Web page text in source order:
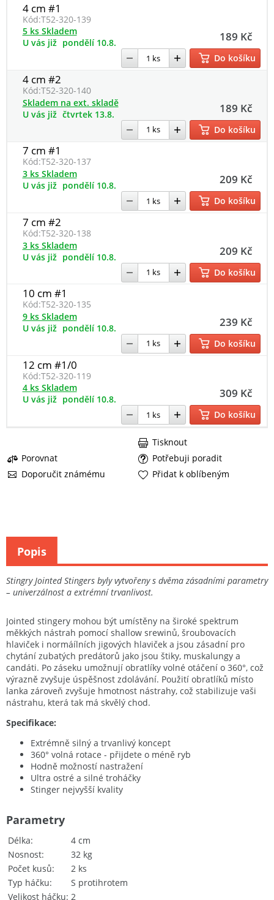
4 cm #1
Kód:T52-320-139
189 Kč
5 ks Skladem
U vás již pondělí 10.8.
Do košíku
4 cm #2
Kód:T52-320-140
189 Kč
Skladem na ext. skladě
U vás již čtvrtek 13.8.
Do košíku
7 cm #1
Kód:T52-320-137
209 Kč
3 ks Skladem
U vás již pondělí 10.8.
Do košíku
7 cm #2
Kód:T52-320-138
209 Kč
3 ks Skladem
U vás již pondělí 10.8.
Do košíku
10 cm #1
Kód:T52-320-135
239 Kč
9 ks Skladem
U vás již pondělí 10.8.
Do košíku
12 cm #1/0
Kód:T52-320-119
309 Kč
4 ks Skladem
U vás již pondělí 10.8.
Do košíku
Porovnat
Potřebuji poradit
Doporučit známému
Tisknout
Přidat k oblíbeným
Stingry Jointed Stingers byly vytvořeny s dvěma zásadními parametry
– univerzálnost a extrémní trvanlivost.
Jointed stingery mohou být umístěny na široké spektrum
měkkých nástrah pomocí shallow srewinů, šroubovacích
hlaviček i normáílních jigových hlaviček a jsou zásadní pro
chytání zubatých predátorů jako jsou štiky, muskalungy a
candáti. Po záseku umožnují obratlíky volné otáčení o 360°, což
výrazně zvyšuje úspěšnost zdolávání. Použití obratlíků místo
lanka zároveň zvyšuje hmotnost nástrahy, což stabilizuje vaši
nástrahu, která tak má skvělý chod.
Specifikace:
Extrémně silný a trvanlivý koncept
360° volná rotace - přijdete o méně ryb
Hodně možností nastražení
Ultra ostré a silné troháčky
Stinger nejvyšší kvality
Délka
4 cm
Nosnost
32 kg
Počet kusů
2 ks
Typ háčku
S protihrotem
Velikost háčku 2
Parametry
Popis